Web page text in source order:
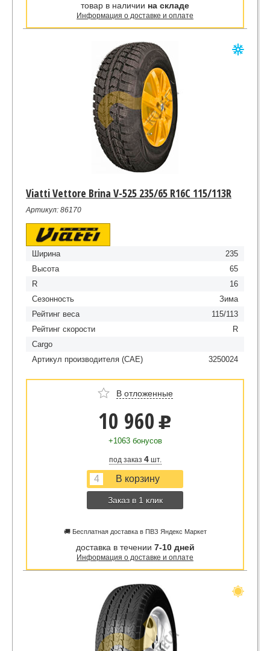
товар в наличии на складе
Информация о доставке и оплате
Viatti Vettore Brina V-525 235/65 R16C 115/113R
Артикул: 86170
Ширина
235
Высота
65
R
16
Сезонность
Зима
Рейтинг веса
115/113
Рейтинг скорости
R
Cargo
Артикул производителя (CAE)
3250024
В отложенные
10 960 u
+1063 бонусов
под заказ 4шт.
Заказ в 1 клик
🚚 Бесплатная доставка в ПВЗ Яндекс Маркет
доставка в течении 7-10 дней
Информация о доставке и оплате